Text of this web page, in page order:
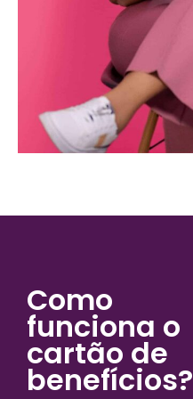
Como
funciona o
cartão de
benefícios?